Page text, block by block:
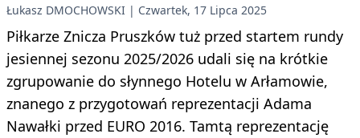
Łukasz DMOCHOWSKI Czwartek, 17 Lipca 2025
Piłkarze Znicza Pruszków tuż przed startem rundy
jesiennej sezonu 2025/2026 udali się na krótkie
zgrupowanie do słynnego Hotelu w Arłamowie,
znanego z przygotowań reprezentacji Adama
Nawałki przed EURO 2016. Tamtą reprezentację